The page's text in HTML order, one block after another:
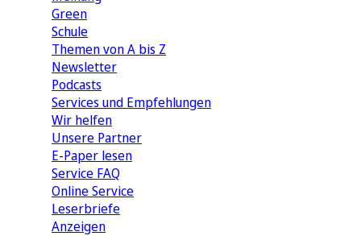
Green
Schule
Themen von A bis Z
Newsletter
Podcasts
Services und Empfehlungen
Wir helfen
Unsere Partner
E-Paper lesen
Service FAQ
Online Service
Leserbriefe
Anzeigen